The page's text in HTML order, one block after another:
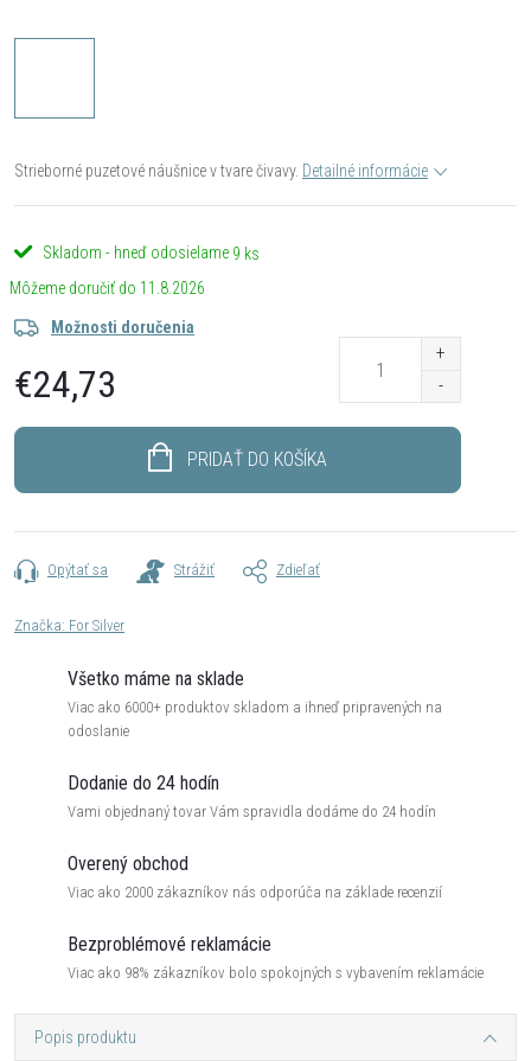
Strieborné puzetové náušnice v tvare čivavy. Detailné informácie
Skladom - hneď odosielame 9 ks
11.8.2026
Možnosti doručenia
€24,73
PRIDAŤ DO KOŠÍKA
Opýtať sa Strážiť Zdieľať
Značka: For Silver
Všetko máme na sklade
Viac ako 6000+ produktov skladom a ihneď pripravených na
odoslanie
Dodanie do 24 hodín
Vami objednaný tovar Vám spravidla dodáme do 24 hodín
Overený obchod
Viac ako 2000 zákazníkov nás odporúča na základe recenzií
Bezproblémové reklamácie
Viac ako 98% zákazníkov bolo spokojných s vybavením reklamácie
Popis produktu